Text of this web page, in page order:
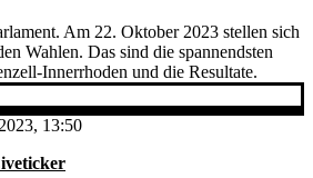
Am 22. Oktober 2023 stellen sich
Wahlen. Das sind die spannendsten
Innerrhoden und die Resultate.
13:50